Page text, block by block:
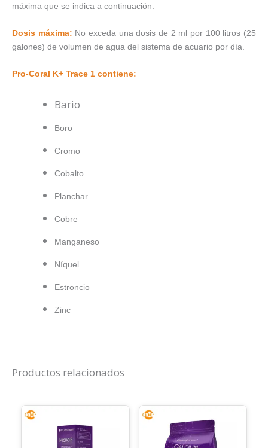
máxima que se indica a continuación.
Dosis máxima: No exceda una dosis de 2 ml por 100 litros (25
galones) de volumen de agua del sistema de acuario por día.
Pro-Coral K+ Trace 1 contiene:
Bario
Boro
Cromo
Cobalto
Planchar
Cobre
Manganeso
Níquel
Estroncio
Zinc
Productos relacionados